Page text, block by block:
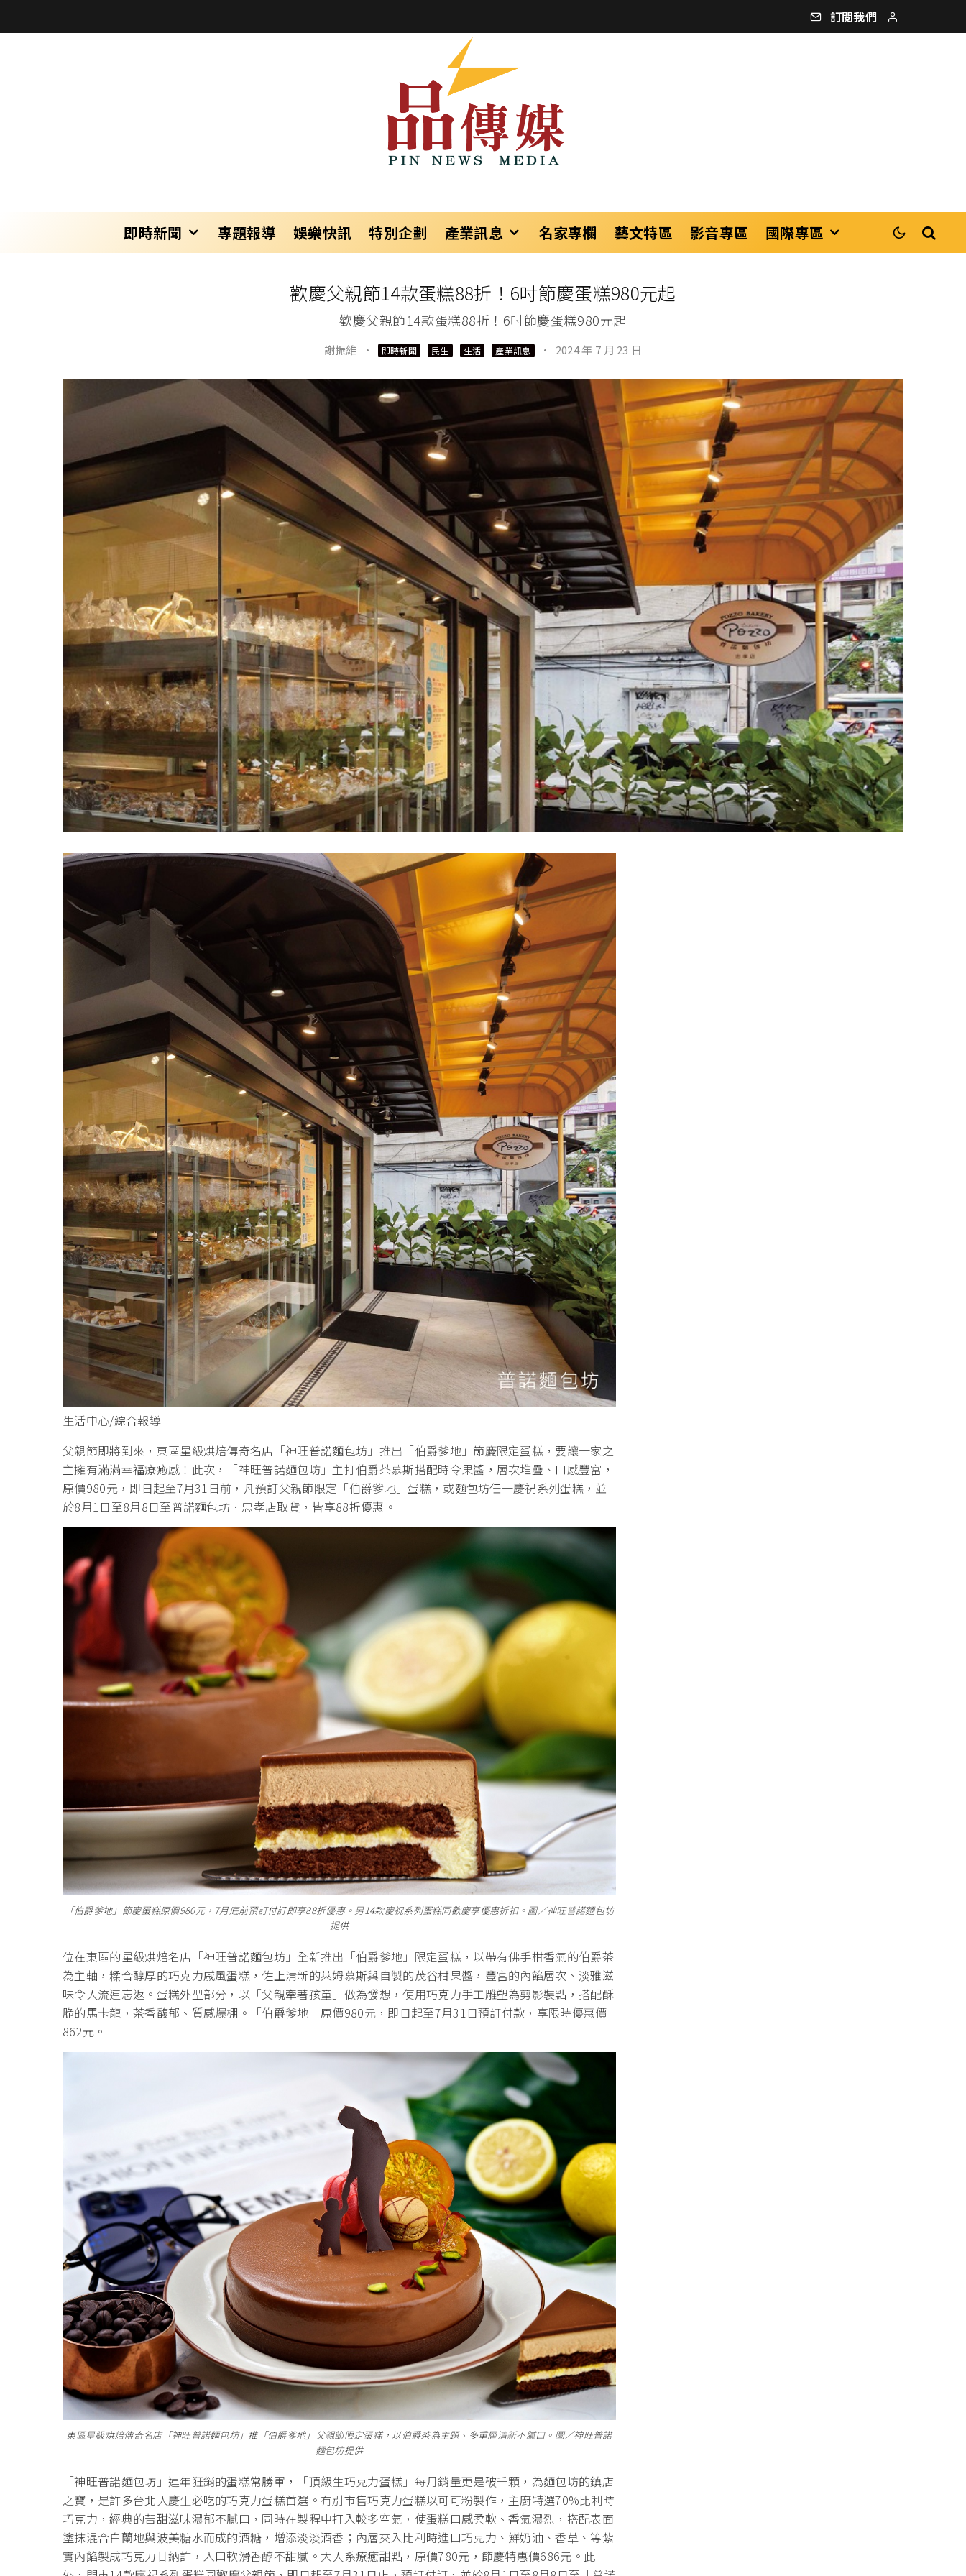
訂閱我們
即時新聞 專題報導 娛樂快訊 特別企劃 產業訊息 名家專欄 藝文特區 影音專區 國際專區
歡慶父親節14款蛋糕88折！6吋節慶蛋糕980元起
歡慶父親節14款蛋糕88折！6吋節慶蛋糕980元起
謝振維 · 即時新聞 民生 生活 產業訊息 · 2024 年 7 月 23 日
生活中心/綜合報導
父親節即將到來，東區星級烘焙傳奇名店「神旺普諾麵包坊」推出「伯爵爹地」節慶限定蛋糕，要讓一家之
主擁有滿滿幸福療癒感！此次，「神旺普諾麵包坊」主打伯爵茶慕斯搭配時令果醬，層次堆疊、口感豐富，
原價980元，即日起至7月31日前，凡預訂父親節限定「伯爵爹地」蛋糕，或麵包坊任一慶祝系列蛋糕，並
於8月1日至8月8日至普諾麵包坊．忠孝店取貨，皆享88折優惠。
「伯爵爹地」節慶蛋糕原價980元，7月底前預訂付訂即享88折優惠。另14款慶祝系列蛋糕同歡慶享優惠折扣。圖／神旺普諾麵包坊
提供
位在東區的星級烘焙名店「神旺普諾麵包坊」全新推出「伯爵爹地」限定蛋糕，以帶有佛手柑香氣的伯爵茶
為主軸，糅合醇厚的巧克力戚風蛋糕，佐上清新的萊姆慕斯與自製的茂谷柑果醬，豐富的內餡層次、淡雅滋
味令人流連忘返。蛋糕外型部分，以「父親牽著孩童」做為發想，使用巧克力手工雕塑為剪影裝點，搭配酥
脆的馬卡龍，茶香馥郁、質感爆棚。「伯爵爹地」原價980元，即日起至7月31日預訂付款，享限時優惠價
862元。
東區星級烘焙傳奇名店「神旺普諾麵包坊」推「伯爵爹地」父親節限定蛋糕，以伯爵茶為主題、多重層清新不膩口。圖／神旺普諾
麵包坊提供
「神旺普諾麵包坊」連年狂銷的蛋糕常勝軍，「頂級生巧克力蛋糕」每月銷量更是破千顆，為麵包坊的鎮店
之寶，是許多台北人慶生必吃的巧克力蛋糕首選。有別市售巧克力蛋糕以可可粉製作，主廚特選70%比利時
巧克力，經典的苦甜滋味濃郁不膩口，同時在製程中打入較多空氣，使蛋糕口感柔軟、香氣濃烈，搭配表面
塗抹混合白蘭地與波美糖水而成的酒糖，增添淡淡酒香；內層夾入比利時進口巧克力、鮮奶油、香草、等紮
實內餡製成巧克力甘納許，入口軟滑香醇不甜膩。大人系療癒甜點，原價780元，節慶特惠價686元。此